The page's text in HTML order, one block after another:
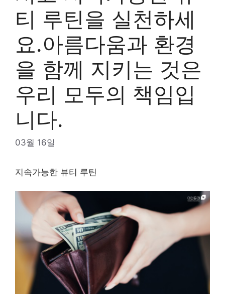
티 루틴을 실천하세
요.아름다움과 환경
을 함께 지키는 것은
우리 모두의 책임입
니다.
03월 16일
지속가능한 뷰티 루틴